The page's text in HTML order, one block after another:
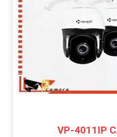
VP-4011IP